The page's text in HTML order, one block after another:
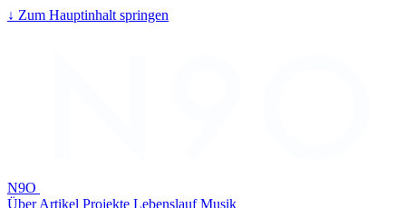
↓ Zum Hauptinhalt springen
N9O
ÜberArtikel Projekte LebenslaufMusik